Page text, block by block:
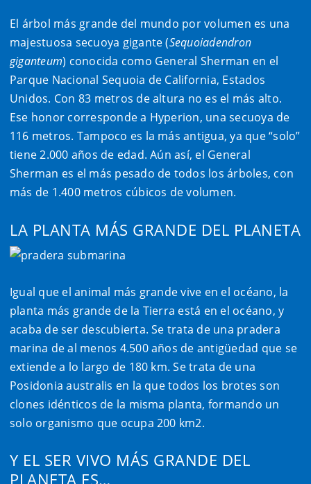
El árbol más grande del mundo por volumen es una
majestuosa secuoya gigante (Sequoiadendron
giganteum) conocida como General Sherman en el
Parque Nacional Sequoia de California, Estados
Unidos. Con 83 metros de altura no es el más alto.
Ese honor corresponde a Hyperion, una secuoya de
116 metros. Tampoco es la más antigua, ya que “solo”
tiene 2.000 años de edad. Aún así, el General
Sherman es el más pesado de todos los árboles, con
más de 1.400 metros cúbicos de volumen.
LA PLANTA MÁS GRANDE DEL PLANETA
Igual que el animal más grande vive en el océano, la
planta más grande de la Tierra está en el océano, y
acaba de ser descubierta. Se trata de una pradera
marina de al menos 4.500 años de antigüedad que se
extiende a lo largo de 180 km. Se trata de una
Posidonia australis en la que todos los brotes son
clones idénticos de la misma planta, formando un
solo organismo que ocupa 200 km2.
Y EL SER VIVO MÁS GRANDE DEL
PLANETA ES…